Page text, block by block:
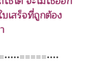
เสร็จที่ถูกต้อง